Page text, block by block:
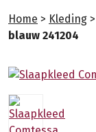
Home > Kleding >
blauw 241204